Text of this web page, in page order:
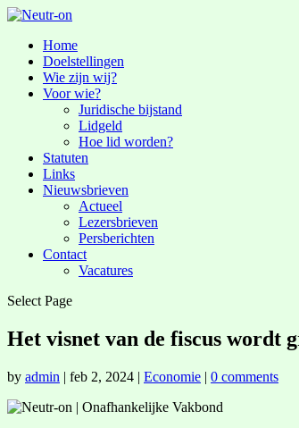
Home
Doelstellingen
Wie zijn wij?
Voor wie?
Juridische bijstand
Lidgeld
Hoe lid worden?
Statuten
Links
Nieuwsbrieven
Actueel
Lezersbrieven
Persberichten
Contact
Vacatures
Select Page
Het visnet van de fiscus wordt
by admin | feb 2, 2024 | Economie | 0 comments